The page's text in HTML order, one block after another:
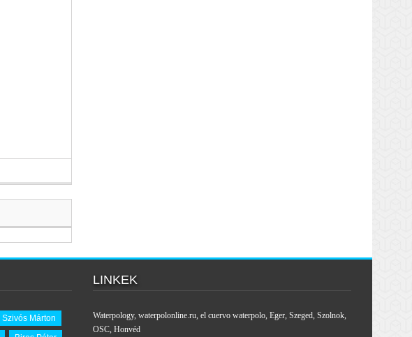
Szivós Márton
LINKEK
Waterpology, waterpolonline.ru, el cuervo waterpolo, Eger, Szeged, Szolnok,
OSC, Honvéd